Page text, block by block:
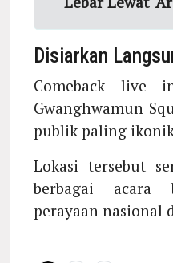
Disiarkan
Comeback live
Gwanghwamun
publik paling
Lokasi tersebut
berbagai acara
perayaan nasional